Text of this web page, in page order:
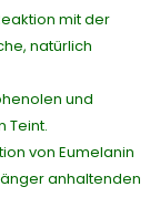
mit der
natürlich
und
Teint.
von Eumelanin
anhaltenden